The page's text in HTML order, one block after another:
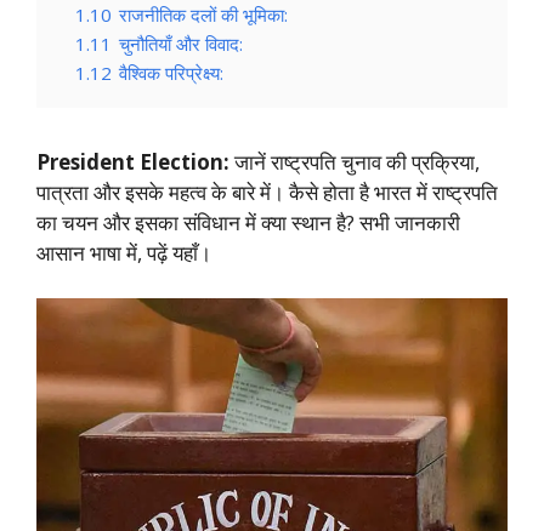
1.10 राजनीतिक दलों की भूमिका:
1.11 चुनौतियाँ और विवाद:
1.12 वैश्विक परिप्रेक्ष्य:
President Election:जानें राष्ट्रपति चुनाव की प्रक्रिया,
पात्रता और इसके महत्व के बारे में। कैसे होता है भारत में राष्ट्रपति
का चयन और इसका संविधान में क्या स्थान है? सभी जानकारी
आसान भाषा में, पढ़ें यहाँ।